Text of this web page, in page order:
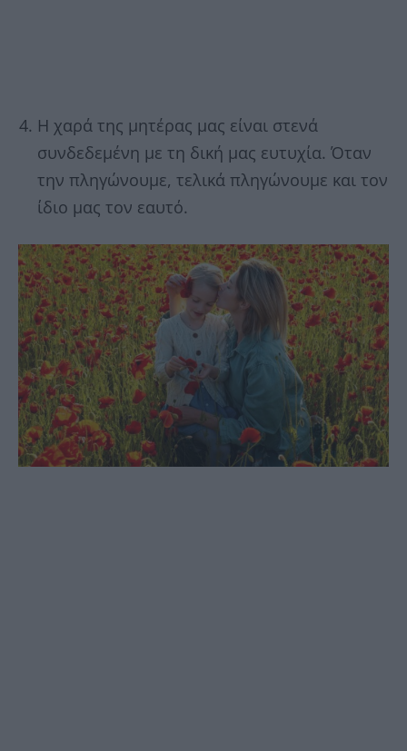
Η χαρά της μητέρας μας είναι στενά
συνδεδεμένη με τη δική μας ευτυχία. Όταν
την πληγώνουμε, τελικά πληγώνουμε και τον
ίδιο μας τον εαυτό.